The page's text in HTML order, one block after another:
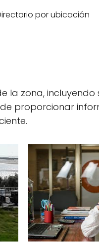
por ubicación
la zona, incluyendo
proporcionar